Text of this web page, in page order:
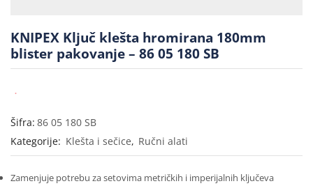
KNIPEX Ključ klešta hromirana 180mm
blister pakovanje – 86 05 180 SB
Šifra: 86 05 180 SB
Kategorije: Klešta i sečice, Ručni alati
Zamenjuje potrebu za setovima metričkih i imperijalnih ključeva